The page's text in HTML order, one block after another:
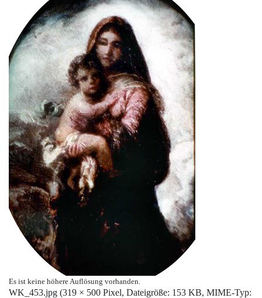
Es ist keine höhere Auflösung vorhanden.
WK_453.jpg (319 × 500 Pixel, Dateigröße: 153 KB, MIME-Typ: